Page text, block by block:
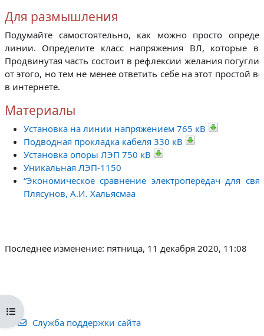
Открыть оглавление курса
Для размышления
Подумайте самостоятельно, как можно просто
линии. Определите класс напряжения ВЛ, которые
Продвинутая часть состоит в рефлексии желания
от этого, но тем не менее ответить себе на этот простой
в интернете.
Материалы
Установка на линии напряжением 765 кВ
Подводная прокладка кабеля 330 кВ
Установка опоры ЛЭП 750 кВ
Уникальная ЛЭП-1150
“Экономическое сравнение электропередач для
Плясунов, А.И. Хальясмаа
Последнее изменение: пятница, 11 декабря 2020, 11:08
Служба поддержки сайта